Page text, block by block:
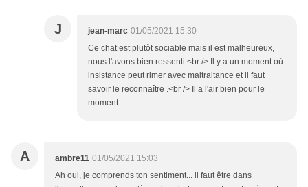
J jean-marc 01/05/2021 15:30
Ce chat est plutôt sociable mais il est malheureux,
nous l'avons bien ressenti.<br /> Il y a un moment où
insistance peut rimer avec maltraitance et il faut
savoir le reconnaître .<br /> Il a l'air bien pour le
moment.
A ambre11 01/05/2021 15:03
Ah oui, je comprends ton sentiment... il faut être dans